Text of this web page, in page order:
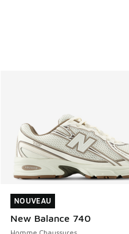
NOUVEAU
New Balance 740
NOUVEAU